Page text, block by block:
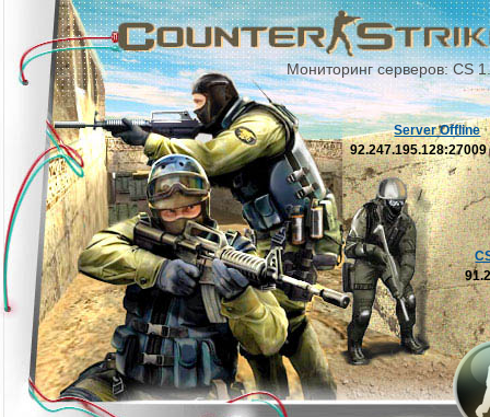
Мониторинг серверов: CS
Server Offline
92.247.195.128:27009